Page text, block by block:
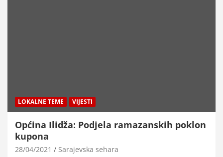
LOKALNE TEME VIJESTI
Općina Ilidža: Podjela ramazanskih poklon
kupona
28/04/2021 Sarajevska sehara